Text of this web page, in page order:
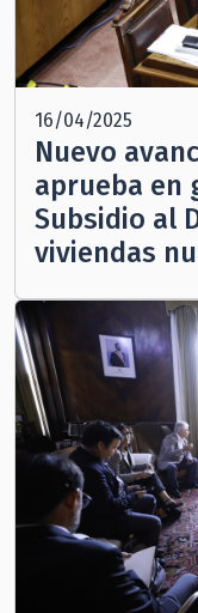
16/04/2025
Nuevo
aprueba en
Subsidio al
viviendas